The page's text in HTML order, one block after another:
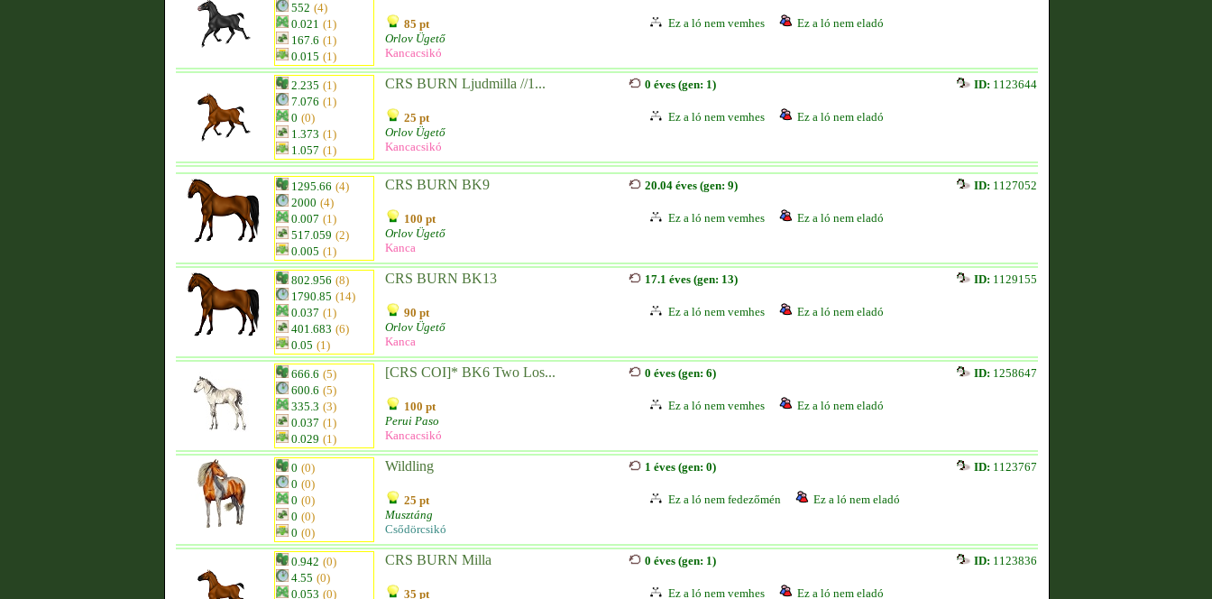
552 (4)
0.021 (1)
167.6 (1)
0.015 (1)
85 pt
Orlov Ügető
Kancacsikó
Ez a ló nem vemhes Ez a ló nem eladó
2.235 (1)
7.076 (1)
0 (0)
1.373 (1)
1.057 (1)
CRS BURN Ljudmilla //1...
25 pt
Orlov Ügető
Kancacsikó
0 éves (gen: 1) ID: 1123644
Ez a ló nem vemhes Ez a ló nem eladó
1295.66 (4)
2000 (4)
0.007 (1)
517.059 (2)
0.005 (1)
CRS BURN BK9
100 pt
Orlov Ügető
Kanca
20.04 éves (gen: 9) ID: 1127052
Ez a ló nem vemhes Ez a ló nem eladó
802.956 (8)
1790.85 (14)
0.037 (1)
401.683 (6)
0.05 (1)
CRS BURN BK13
90 pt
Orlov Ügető
Kanca
17.1 éves (gen: 13) ID: 1129155
Ez a ló nem vemhes Ez a ló nem eladó
666.6 (5)
600.6 (5)
335.3 (3)
0.037 (1)
0.029 (1)
[CRS COI]* BK6 Two Los...
100 pt
Perui Paso
Kancacsikó
0 éves (gen: 6) ID: 1258647
Ez a ló nem vemhes Ez a ló nem eladó
0 (0)
0 (0)
0 (0)
0 (0)
0 (0)
Wildling
25 pt
Musztáng
Csődörcsikó
1 éves (gen: 0) ID: 1123767
Ez a ló nem fedezőmén Ez a ló nem eladó
0.942 (0)
4.55 (0)
0.053 (0)
CRS BURN Milla
35 pt
0 éves (gen: 1) ID: 1123836
Ez a ló nem vemhes Ez a ló nem eladó